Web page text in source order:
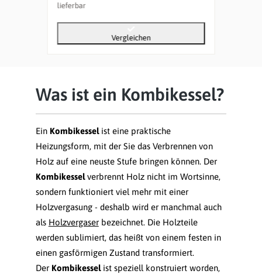
lieferbar
Vergleichen
Was ist ein Kombikessel?
Ein Kombikesselist eine praktische
Heizungsform, mit der Sie das Verbrennen von
Holz auf eine neuste Stufe bringen können. Der
Kombikesselverbrennt Holz nicht im Wortsinne,
sondern funktioniert viel mehr mit einer
Holzvergasung - deshalb wird er manchmal auch
als Holzvergaserbezeichnet. Die Holzteile
werden sublimiert, das heißt von einem festen in
einen gasförmigen Zustand transformiert.
Der Kombikesselist speziell konstruiert worden,